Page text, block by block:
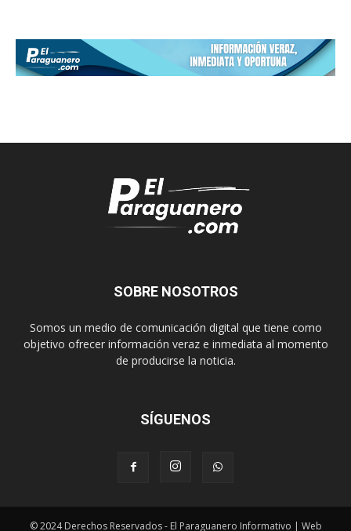
SOBRE NOSOTROS
Somos un medio de comunicación digital que tiene como
objetivo ofrecer información veraz e inmediata al momento
de producirse la noticia.
SÍGUENOS
© 2024 Derechos Reservados - El Paraguanero Informativo | Web